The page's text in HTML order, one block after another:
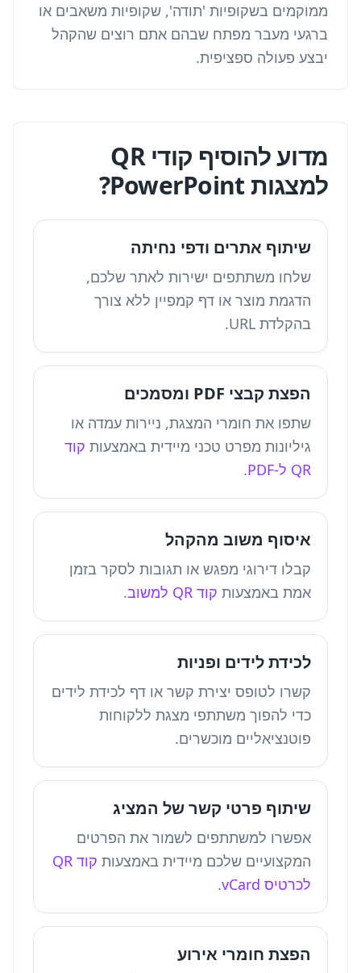
ממוקמים בשקופיות 'תודה', שקופיות משאבים או
ברגעי מעבר מפתח שבהם אתם רוצים שהקהל
יבצע פעולה ספציפית.
מדוע להוסיף קודי QR
למצגות PowerPoint?
שיתוף אתרים ודפי נחיתה
שלחו משתתפים ישירות לאתר שלכם,
הדגמת מוצר או דף קמפיין ללא צורך
בהקלדת URL.
הפצת קבצי PDF ומסמכים
שתפו את חומרי המצגת, ניירות עמדה או
גיליונות מפרט טכני מיידית באמצעות קוד
QR ל-PDF
.
איסוף משוב מהקהל
קבלו דירוגי מפגש או תגובות לסקר בזמן
אמת באמצעות קוד QR למשוב .
לכידת לידים ופניות
קשרו לטופס יצירת קשר או דף לכידת לידים
כדי להפוך משתתפי מצגת ללקוחות
פוטנציאליים מוכשרים.
שיתוף פרטי קשר של המציג
אפשרו למשתתפים לשמור את הפרטים
המקצועיים שלכם מיידית באמצעות
קוד QR
לכרטיס vCard
.
הפצת חומרי אירוע